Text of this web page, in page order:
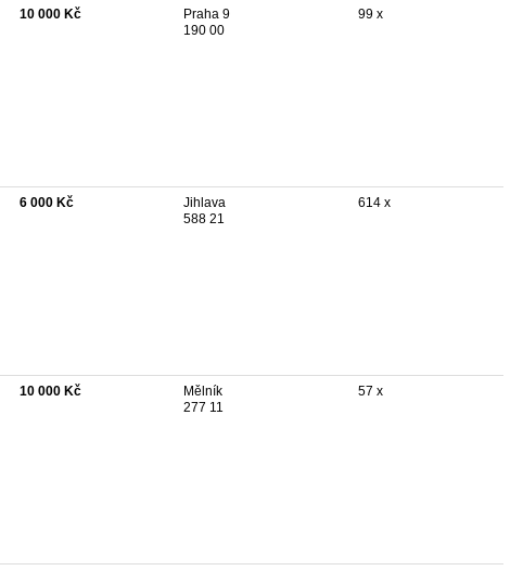
10 000 Kč
Praha 9
190 00
99 x
6 000 Kč
Jihlava
588 21
614 x
10 000 Kč
Mělník
277 11
57 x